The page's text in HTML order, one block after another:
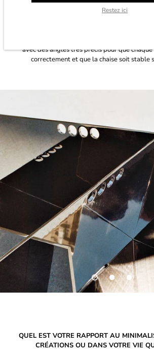
plaques une à une dans des bains de nickel
durabilité.
avec des angles très précis pour que
correctement et que la chaise soit stable
QUEL EST VOTRE RAPPORT AU
CRÉATIONS OU DANS VOTRE VIE
Restez ici